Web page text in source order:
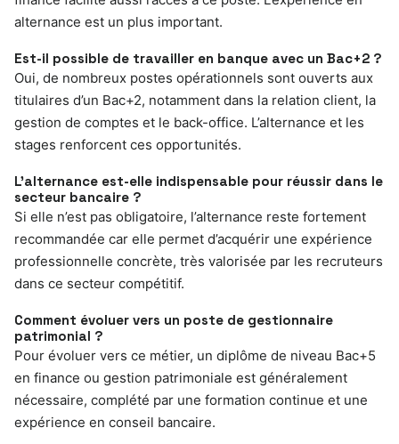
alternance est un plus important.
Est-il possible de travailler en banque avec un Bac+2 ?
Oui, de nombreux postes opérationnels sont ouverts aux
titulaires d’un Bac+2, notamment dans la relation client, la
gestion de comptes et le back-office. L’alternance et les
stages renforcent ces opportunités.
L’alternance est-elle indispensable pour réussir dans le
secteur bancaire ?
Si elle n’est pas obligatoire, l’alternance reste fortement
recommandée car elle permet d’acquérir une expérience
professionnelle concrète, très valorisée par les recruteurs
dans ce secteur compétitif.
Comment évoluer vers un poste de gestionnaire
patrimonial ?
Pour évoluer vers ce métier, un diplôme de niveau Bac+5
en finance ou gestion patrimoniale est généralement
nécessaire, complété par une formation continue et une
expérience en conseil bancaire.